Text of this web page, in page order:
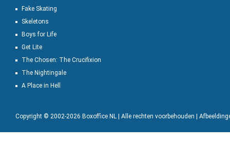
Fake Skating
Skeletons
Boys for Life
Get Lite
The Chosen: The Crucifixion
The Nightingale
A Place in Hell
Copyright © 2002-2026 Boxoffice NL | Alle rechten voorbehouden |